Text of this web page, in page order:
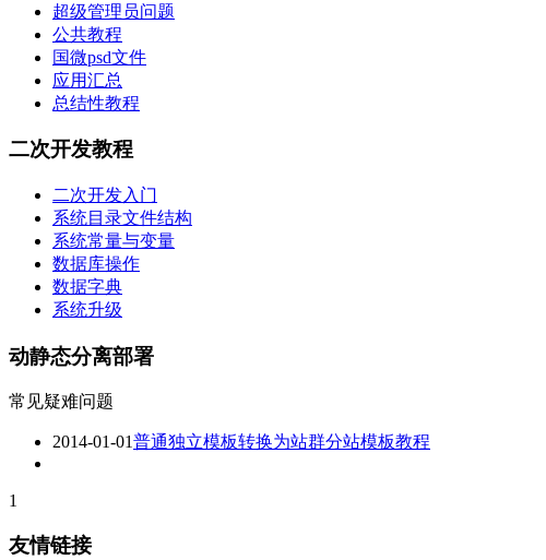
超级管理员问题
公共教程
国微psd文件
应用汇总
总结性教程
二次开发教程
二次开发入门
系统目录文件结构
系统常量与变量
数据库操作
数据字典
系统升级
动静态分离部署
常见疑难问题
2014-01-01普通独立模板转换为站群分站模板教程
1
友情链接